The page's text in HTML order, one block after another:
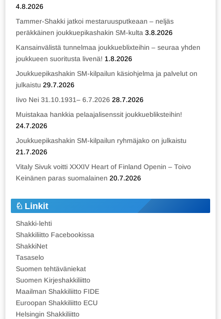
4.8.2026
Tammer-Shakki jatkoi mestaruusputkeaan – neljäs
peräkkäinen joukkuepikashakin SM-kulta 3.8.2026
Kansainvälistä tunnelmaa joukkueblixteihin – seuraa yhden
joukkueen suoritusta livenä! 1.8.2026
Joukkuepikashakin SM-kilpailun käsiohjelma ja palvelut on
julkaistu 29.7.2026
Iivo Nei 31.10.1931– 6.7.2026 28.7.2026
Muistakaa hankkia pelaajalisenssit joukkuebliksteihin!
24.7.2026
Joukkuepikashakin SM-kilpailun ryhmäjako on julkaistu
21.7.2026
Vitaly Sivuk voitti XXXIV Heart of Finland Openin – Toivo
Keinänen paras suomalainen 20.7.2026
Linkit
Shakki-lehti
Shakkiliitto Facebookissa
ShakkiNet
Tasaselo
Suomen tehtäväniekat
Suomen Kirjeshakkiliitto
Maailman Shakkiliitto FIDE
Euroopan Shakkiliitto ECU
Helsingin Shakkiliitto